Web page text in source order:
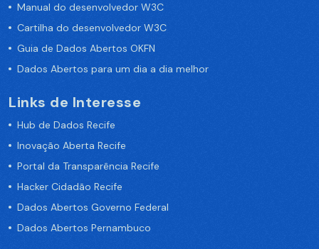
Manual do desenvolvedor W3C
Cartilha do desenvolvedor W3C
Guia de Dados Abertos OKFN
Dados Abertos para um dia a dia melhor
Links de Interesse
Hub de Dados Recife
Inovação Aberta Recife
Portal da Transparência Recife
Hacker Cidadão Recife
Dados Abertos Governo Federal
Dados Abertos Pernambuco